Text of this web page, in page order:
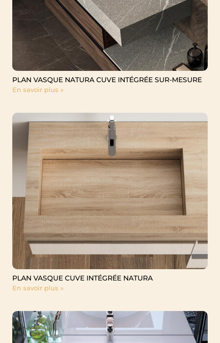
PLAN VASQUE NATURA CUVE INTÉGRÉE SUR-MESURE
En savoir plus »
PLAN VASQUE CUVE INTÉGRÉE NATURA
En savoir plus »